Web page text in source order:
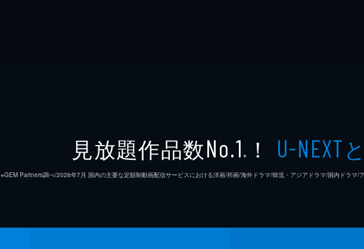
見放題作品数No.1 ※ ！ U-NEXT
※GEM Partners調べ/2026年7⽉ 国内の主要な定額制動画配信サービスにおける洋画/邦画/海外ドラマ/韓流・アジアドラマ/国内ドラマ/